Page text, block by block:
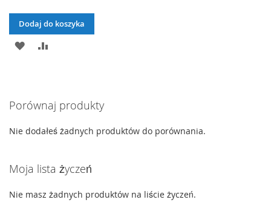
Dodaj do koszyka
DODAJ
ŻYCZEŃ
Porównaj produkty
Nie dodałeś żadnych produktów do porównania.
Moja lista życzeń
Nie masz żadnych produktów na liście życzeń.